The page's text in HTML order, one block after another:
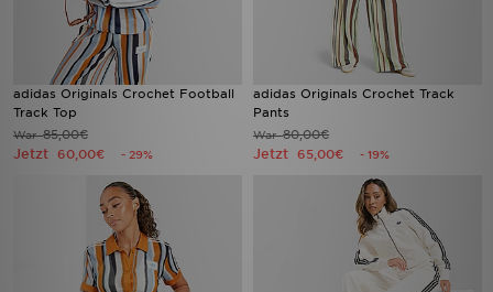
adidas Originals Crochet Football
Track Top
War85,00€
Jetzt 60,00€ - 29%
adidas Originals Crochet Track
Pants
War80,00€
Jetzt 65,00€ - 19%